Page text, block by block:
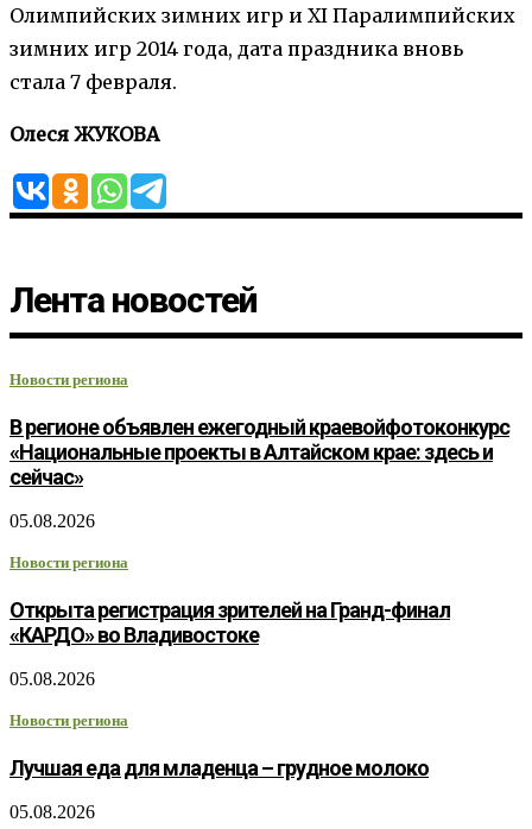
Олимпийских зимних игр и XI Паралимпийских
зимних игр 2014 года, дата праздника вновь
стала 7 февраля.
Олеся ЖУКОВА
Лента новостей
Новости региона
В регионе объявлен ежегодный краевойфотоконкурс
«Национальные проекты в Алтайском крае: здесь и
сейчас»
05.08.2026
Новости региона
Открыта регистрация зрителей на Гранд-финал
«КАРДО» во Владивостоке
05.08.2026
Новости региона
Лучшая еда для младенца – грудное молоко
05.08.2026